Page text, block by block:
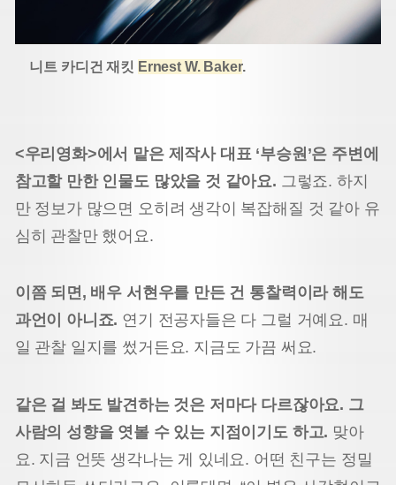
니트 카디건 재킷 Ernest W. Baker.
<우리영화>에서 맡은 제작사 대표 ‘부승원’은 주변에
참고할 만한 인물도 많았을 것 같아요. 그렇죠. 하지
만 정보가 많으면 오히려 생각이 복잡해질 것 같아 유
심히 관찰만 했어요.
이쯤 되면, 배우 서현우를 만든 건 통찰력이라 해도
과언이 아니죠. 연기 전공자들은 다 그럴 거예요. 매
일 관찰 일지를 썼거든요. 지금도 가끔 써요.
같은 걸 봐도 발견하는 것은 저마다 다르잖아요. 그
사람의 성향을 엿볼 수 있는 지점이기도 하고. 맞아
요. 지금 언뜻 생각나는 게 있네요. 어떤 친구는 정밀